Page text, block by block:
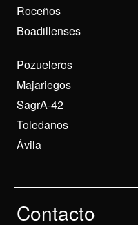
Roceños
Boadillenses
Pozueleros
Majariegos
SagrA-42
Toledanos
Ávila
Contacto